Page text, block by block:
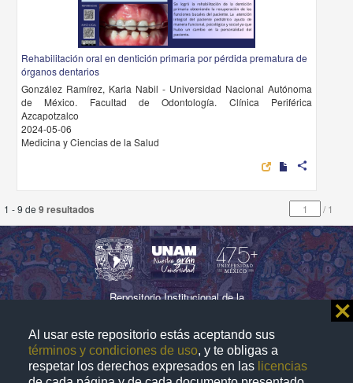
Al usar este repositorio estás aceptando sus
términos y condiciones de uso, y te obligas a
respetar los derechos expresados en las licencias
⨯
Rehabilitación oral en dentición primaria por pérdida prematura de
órganos dentarios
González Ramírez, Karla Nabil - Universidad Nacional Autónoma
de México. Facultad de Odontología. Clínica Periférica
Azcapotzalco
2024-05-06
Medicina y Ciencias de la Salud
share
1 - 9 de 9 resultados /1
Repositorio Institucional de la